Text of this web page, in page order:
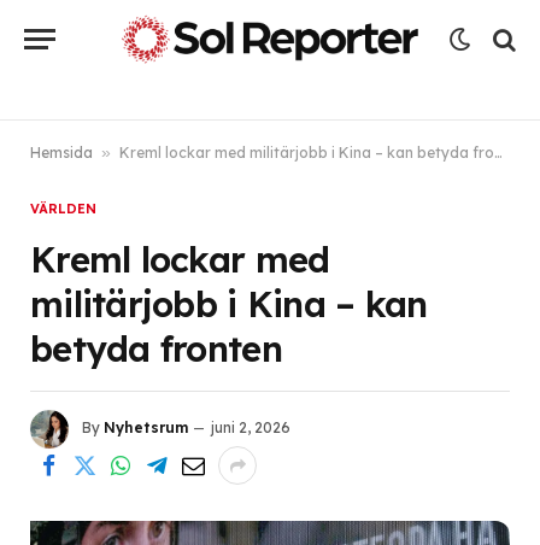
Hemsida » Kreml lockar med militärjobb i Kina – kan betyda fronten
VÄRLDEN
Kreml lockar med
militärjobb i Kina – kan
betyda fronten
By Nyhetsrum juni 2, 2026